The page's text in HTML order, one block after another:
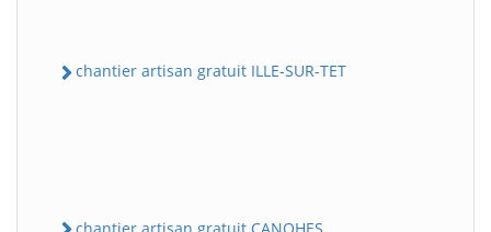
chantier artisan gratuit ILLE-SUR-TET
chantier artisan gratuit CANOHES